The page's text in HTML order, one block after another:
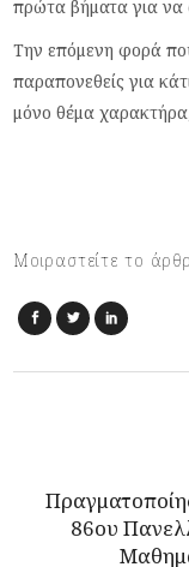
πρώτα βήματα για να
Την επόμενη φορά
παραπονεθείς για
μόνο θέμα
Μοιραστείτε το
86ου